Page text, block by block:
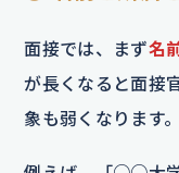
面接では、まず名
が長くなると面接
象も弱くなります。